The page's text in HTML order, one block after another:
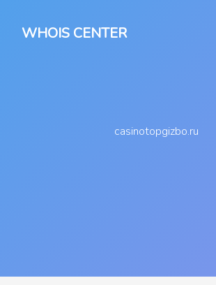
WHOIS CENTER
casinotopgizbo.ru